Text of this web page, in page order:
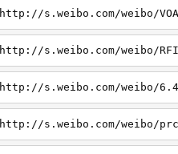
http://s.weibo.com/weibo/VOA
http://s.weibo.com/weibo/RFI
http://s.weibo.com/weibo/6.4
http://s.weibo.com/weibo/prc